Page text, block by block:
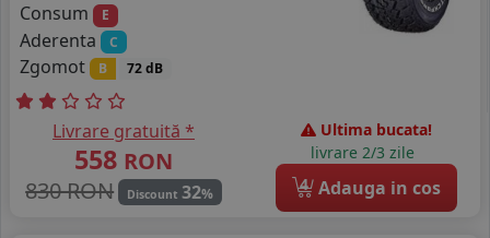
Consum
E
Aderenta C
Zgomot B 72 dB
Livrare gratuită *
558 RON
830 RON
Discount 32%
Ultima bucata!
livrare 2/3 zile
4 Adauga in cos